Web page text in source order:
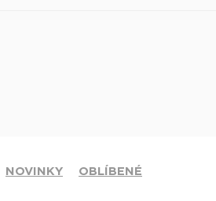
NOVINKY OBLÍBENÉ